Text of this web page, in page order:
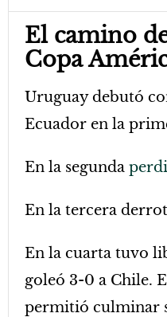
El camino
Copa
Uruguay debutó
Ecuador en la
En la segunda
En la tercera
En la cuarta tuvo
goleó 3-0 a Chile.
permitió culminar